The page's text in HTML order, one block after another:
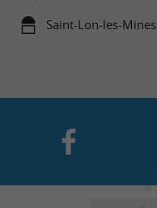
Saint-Lon-les-Mines